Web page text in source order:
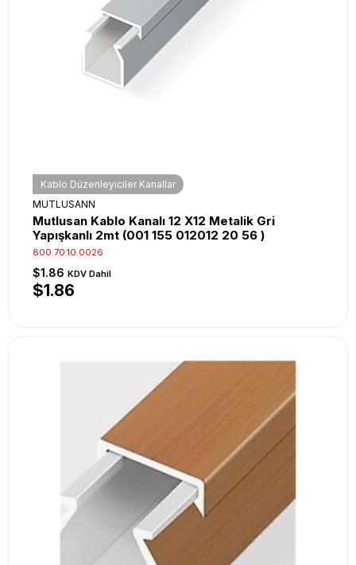
Kablo Düzenleyiciler Kanallar
MUTLUSANN
Mutlusan Kablo Kanalı 12 X12 Metalik Gri
Yapışkanlı 2mt (001 155 012012 20 56 )
800.70.10.0026
$1.86 KDV Dahil
$1.86